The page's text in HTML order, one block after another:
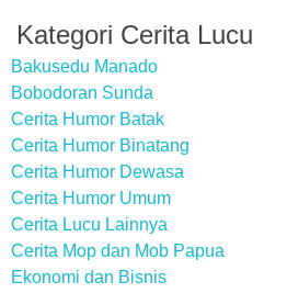
Kategori Cerita Lucu
Bakusedu Manado
Bobodoran Sunda
Cerita Humor Batak
Cerita Humor Binatang
Cerita Humor Dewasa
Cerita Humor Umum
Cerita Lucu Lainnya
Cerita Mop dan Mob Papua
Ekonomi dan Bisnis